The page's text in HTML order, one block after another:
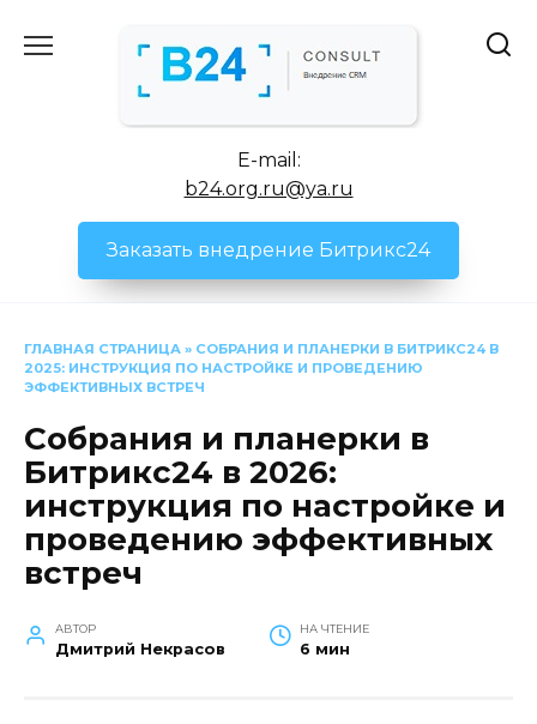
E-mail:
b24.org.ru@ya.ru
Заказать внедрение Битрикс24
ГЛАВНАЯ СТРАНИЦА » СОБРАНИЯ И ПЛАНЕРКИ В БИТРИКС24 В
2025: ИНСТРУКЦИЯ ПО НАСТРОЙКЕ И ПРОВЕДЕНИЮ
ЭФФЕКТИВНЫХ ВСТРЕЧ
Собрания и планерки в
Битрикс24 в 2026:
инструкция по настройке и
проведению эффективных
встреч
АВТОР
Дмитрий Некрасов
НА ЧТЕНИЕ
6 мин